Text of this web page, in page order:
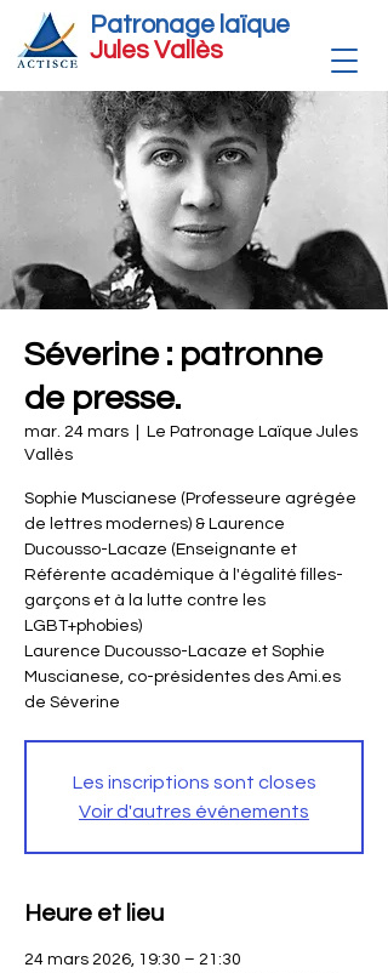
Patronage laïque
Jules Vallès
Séverine : patronne
de presse.
mar. 24 mars
Le Patronage Laïque Jules
Vallès
Sophie Muscianese (Professeure agrégée
de lettres modernes) & Laurence
Ducousso-Lacaze (Enseignante et
Référente académique à l'égalité filles-
garçons et à la lutte contre les
LGBT+phobies)
Laurence Ducousso-Lacaze et Sophie
Muscianese, co-présidentes des Ami.es
de Séverine
Les inscriptions sont closes
Voir d'autres événements
Heure et lieu
24 mars 2026, 19:30 – 21:30